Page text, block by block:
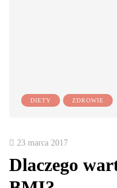
DIETY ZDROWIE
23 marca 2017
Dlaczego